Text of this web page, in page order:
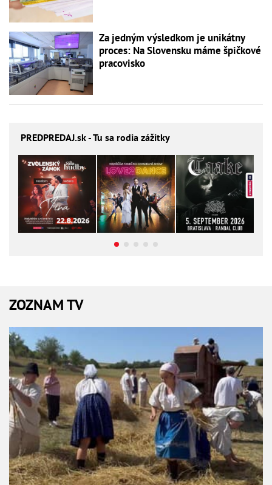
Za jedným výsledkom je unikátny
proces: Na Slovensku máme špičkové
pracovisko
PREDPREDAJ.sk - Tu sa rodia zážitky
ZOZNAM TV